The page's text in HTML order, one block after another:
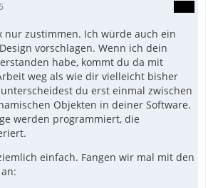
nur zustimmen. Ich würde auch ein
vorschlagen. Wenn ich dein
habe, kommt du da mit
weg als wie dir vielleicht bisher
du erst einmal zwischen
Objekten in deiner Software.
werden programmiert, die
einfach. Fangen wir mal mit den